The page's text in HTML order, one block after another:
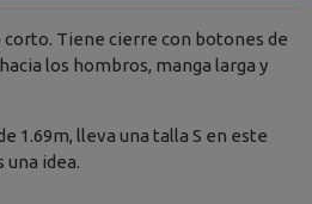
Tiene cierre con botones de
los hombros, manga larga y
1.69m, lleva una talla S en este
una idea.